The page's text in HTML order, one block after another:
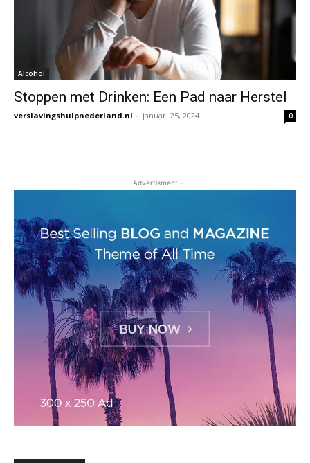
Alcohol
Stoppen met Drinken: Een Pad naar Herstel
verslavingshulpnederland.nl - januari 25, 2024 0
- Advertisment -